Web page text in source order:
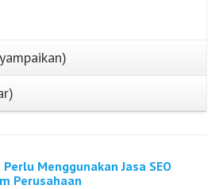
Menggunakan Jasa SEO
Perusahaan